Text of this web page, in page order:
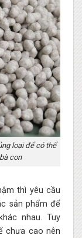
loại để có thể
con
thì yêu cầu
sản phẩm để
nhau. Tuy
chưa cao nên